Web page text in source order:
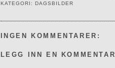
KATEGORI: DAGSBILDER
INGEN KOMMENTARER:
LEGG INN EN KOMMENTAR